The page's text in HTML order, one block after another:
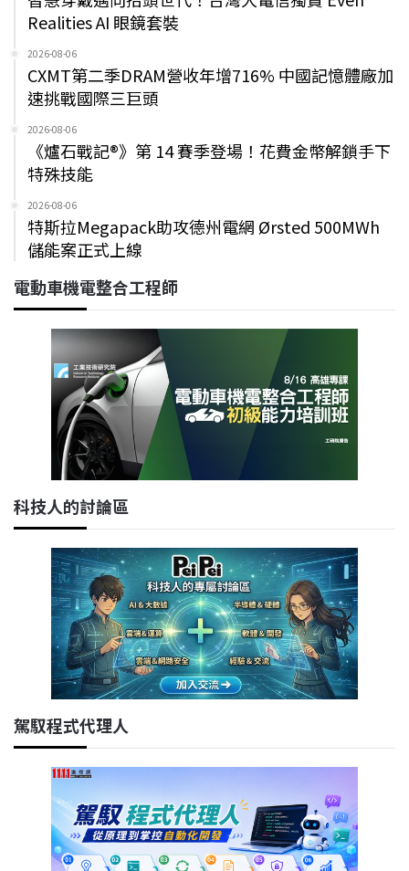
Realities AI 眼鏡套裝
2026-08-06
CXMT第二季DRAM營收年增716% 中國記憶體廠加
速挑戰國際三巨頭
2026-08-06
《爐石戰記®》第 14 賽季登場！花費金幣解鎖手下
特殊技能
2026-08-06
特斯拉Megapack助攻德州電網 Ørsted 500MWh
儲能案正式上線
電動車機電整合工程師
科技人的討論區
駕馭程式代理人